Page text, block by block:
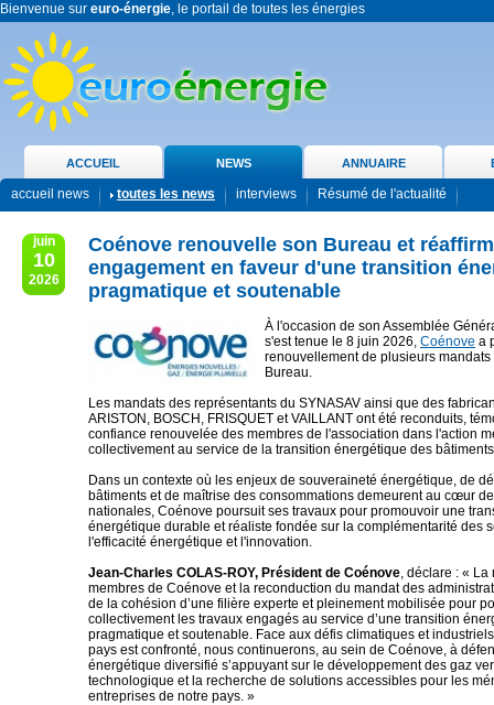
Bienvenue sur euro-énergie, le portail de toutes les énergies
ACCUEIL NEWS ANNUAIRE
accueil news toutes les news interviews Résumé de l'actualité
juin
10
2026
Coénove renouvelle son Bureau et
engagement en faveur d'une transition
pragmatique et soutenable
À l'occasion de son Assemblée
s'est tenue le 8 juin 2026, Coénove a
renouvellement de plusieurs
Bureau.
Les mandats des représentants du SYNASAV ainsi que des
ARISTON, BOSCH, FRISQUET et VAILLANT ont été reconduits,
confiance renouvelée des membres de l'association dans l'action
collectivement au service de la transition énergétique des
Dans un contexte où les enjeux de souveraineté énergétique, de
bâtiments et de maîtrise des consommations demeurent au cœur
nationales, Coénove poursuit ses travaux pour promouvoir une
énergétique durable et réaliste fondée sur la complémentarité des
l'efficacité énergétique et l'innovation.
Jean-Charles COLAS-ROY, Président de Coénove, déclare : «
membres de Coénove et la reconduction du mandat des
de la cohésion d’une filière experte et pleinement mobilisée pour
collectivement les travaux engagés au service d’une transition
pragmatique et soutenable. Face aux défis climatiques et
pays est confronté, nous continuerons, au sein de Coénove, à
énergétique diversifié s’appuyant sur le développement des gaz
technologique et la recherche de solutions accessibles pour les
entreprises de notre pays. »